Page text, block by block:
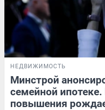
НЕДВИЖИМОСТЬ
Минстрой
семейной ипотеке.
повышения